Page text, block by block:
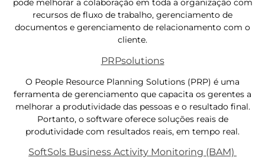
pode melhorar a colaboração em toda a organização com
recursos de fluxo de trabalho, gerenciamento de
documentos e gerenciamento de relacionamento com o
cliente.
PRPsolutions
O People Resource Planning Solutions (PRP) é uma
ferramenta de gerenciamento que capacita os gerentes a
melhorar a produtividade das pessoas e o resultado final.
Portanto, o software oferece soluções reais de
produtividade com resultados reais, em tempo real.
SoftSols Business Activity Monitoring (BAM)